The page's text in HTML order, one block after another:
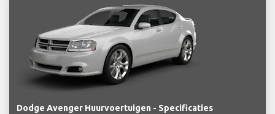
Dodge Avenger Huurvoertuigen - Specificaties